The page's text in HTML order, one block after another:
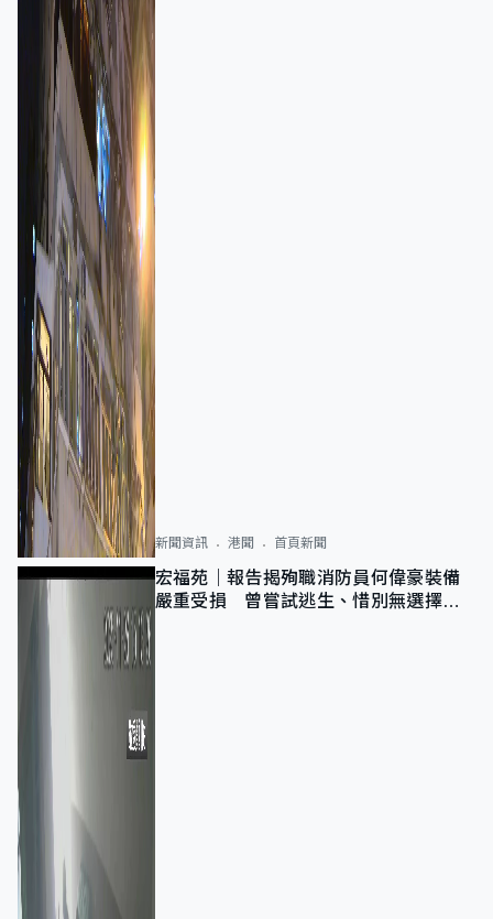
新聞資訊 港聞 首頁新聞
宏福苑｜報告揭殉職消防員何偉豪裝備
嚴重受損 曾嘗試逃生、惜別無選擇下